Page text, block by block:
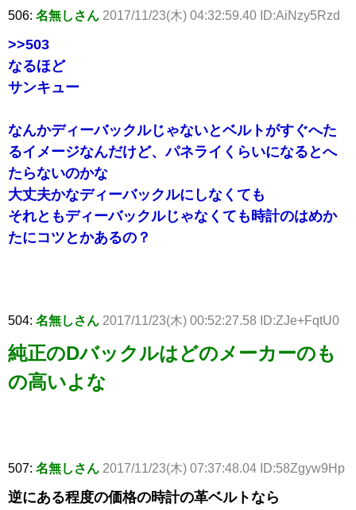
506: 名無しさん 2017/11/23(木) 04:32:59.40 ID:AiNzy5Rzd
>>503
なるほど
サンキュー
なんかディーバックルじゃないとベルトがすぐへた
るイメージなんだけど、パネライくらいになるとへ
たらないのかな
大丈夫かなディーバックルにしなくても
それともディーバックルじゃなくても時計のはめか
たにコツとかあるの？
504: 名無しさん 2017/11/23(木) 00:52:27.58 ID:ZJe+FqtU0
純正のDバックルはどのメーカーのも
の高いよな
507: 名無しさん 2017/11/23(木) 07:37:48.04 ID:58Zgyw9Hp
逆にある程度の価格の時計の革ベルトなら